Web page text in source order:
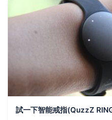
試一下智能戒指(QuzzZ